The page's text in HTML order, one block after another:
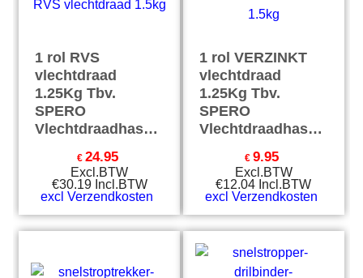
1 rol RVS
vlechtdraad
1.25Kg Tbv.
SPERO
Vlechtdraadhaspel
€ 24.95
Excl.BTW
€30.19 Incl.BTW
excl Verzendkosten
1 rol VERZINKT
vlechtdraad
1.25Kg Tbv.
SPERO
Vlechtdraadhaspel
€ 9.95
Excl.BTW
€12.04 Incl.BTW
excl Verzendkosten